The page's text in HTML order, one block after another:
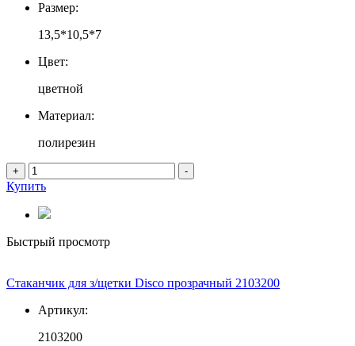
Размер:
13,5*10,5*7
Цвет:
цветной
Материал:
полирезин
+ -
Купить
Быстрый просмотр
Стаканчик для з/щетки Disco прозрачный 2103200
Артикул:
2103200